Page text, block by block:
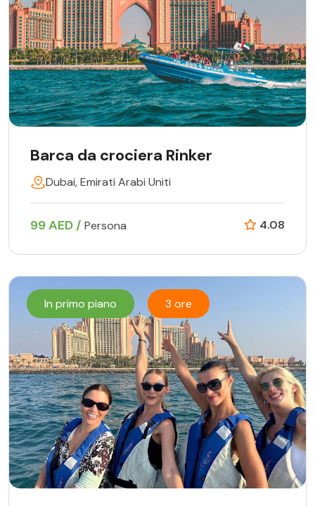
Barca da crociera Rinker
Dubai, Emirati Arabi Uniti
99 AED / Persona 4.08
In primo piano 3 ore